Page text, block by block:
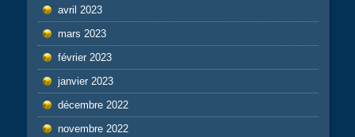
avril 2023
mars 2023
février 2023
janvier 2023
décembre 2022
novembre 2022